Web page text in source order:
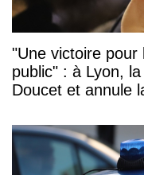
"Une victoire pour
public" : à Lyon,
Doucet et annule